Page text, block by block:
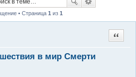
• Страница 1 из 1
в мир Смерти
Цитата